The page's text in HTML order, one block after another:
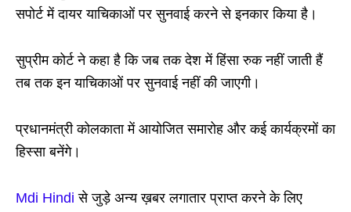
सपोर्ट में दायर याचिकाओं पर सुनवाई करने से इनकार किया है।
सुप्रीम कोर्ट ने कहा है कि जब तक देश में हिंसा रुक नहीं जाती हैं
तब तक इन याचिकाओं पर सुनवाई नहीं की जाएगी।
प्रधानमंत्री कोलकाता में आयोजित समारोह और कई कार्यक्रमों का
हिस्सा बनेंगे।
Mdi Hindi से जुड़े अन्य ख़बर लगातार प्राप्त करने के लिए